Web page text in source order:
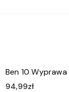
Ben 10
94,99zł